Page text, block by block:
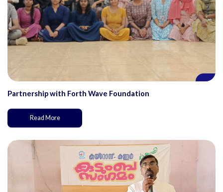
Partnership with Forth Wave Foundation
Read More